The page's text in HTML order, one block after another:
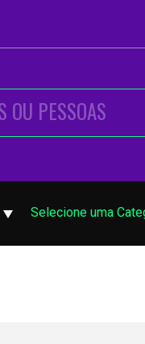
Selecione uma